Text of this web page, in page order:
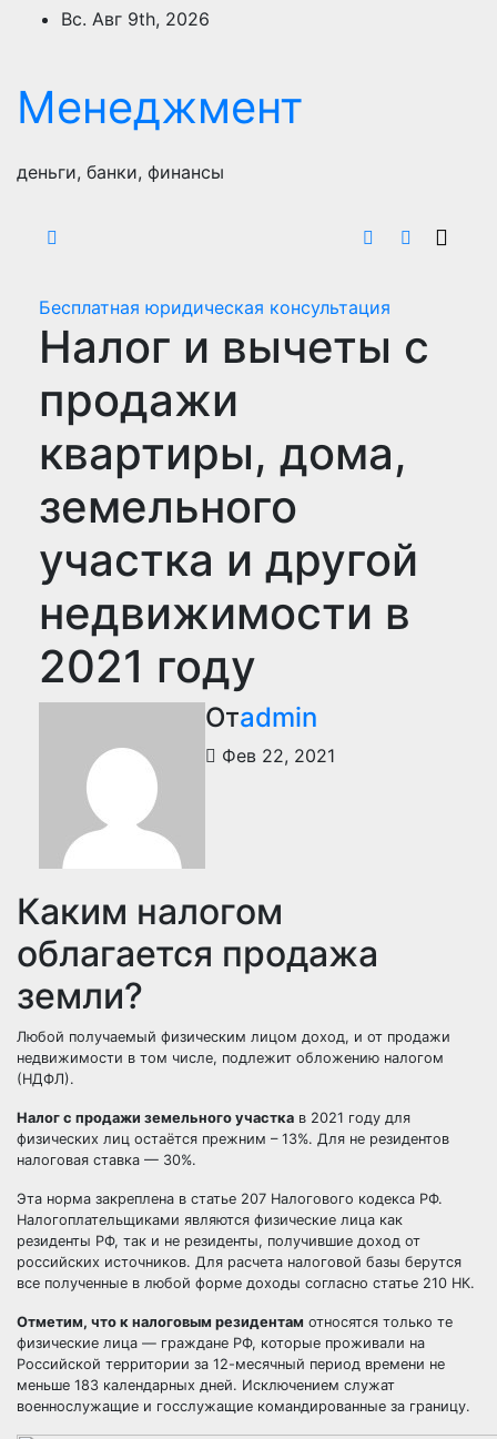
ПерейтиВс. Авг 9th, 2026
Менеджмент
деньги, банки, финансы
Бесплатная юридическая консультация
Налог и вычеты с
продажи
квартиры, дома,
земельного
участка и другой
недвижимости в
2021 году
Отadmin
Фев 22, 2021
Каким налогом
облагается продажа
земли?
Любой получаемый физическим лицом доход, и от продажи
недвижимости в том числе, подлежит обложению налогом
(НДФЛ).
Налог с продажи земельного участка в 2021 году для
физических лиц остаётся прежним – 13%. Для не резидентов
налоговая ставка — 30%.
Эта норма закреплена в статье 207 Налогового кодекса РФ.
Налогоплательщиками являются физические лица как
резиденты РФ, так и не резиденты, получившие доход от
российских источников. Для расчета налоговой базы берутся
все полученные в любой форме доходы согласно статье 210 НК.
Отметим, что к налоговым резидентам относятся только те
физические лица — граждане РФ, которые проживали на
Российской территории за 12-месячный период времени не
меньше 183 календарных дней. Исключением служат
военнослужащие и госслужащие командированные за границу.